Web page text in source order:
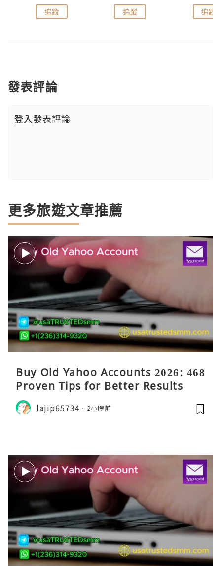
追蹤 追蹤 追蹤
發表評論
登入發表評論
更多旅遊文章推薦
Buy Old Yahoo Accounts 2026: 468
Proven Tips for Better Results
lajip65734 2小時前